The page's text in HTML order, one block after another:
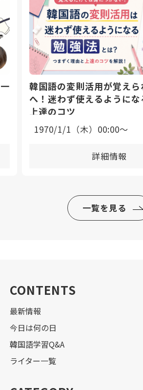
韓国語の変則活用が覚えら
へ！迷わず使えるように
上達のコツ
1970/1/1（木）00:00〜
詳細情報
一覧を見る
CONTENTS
最新情報
今日は何の日
韓国語学習Q&A
ライター一覧